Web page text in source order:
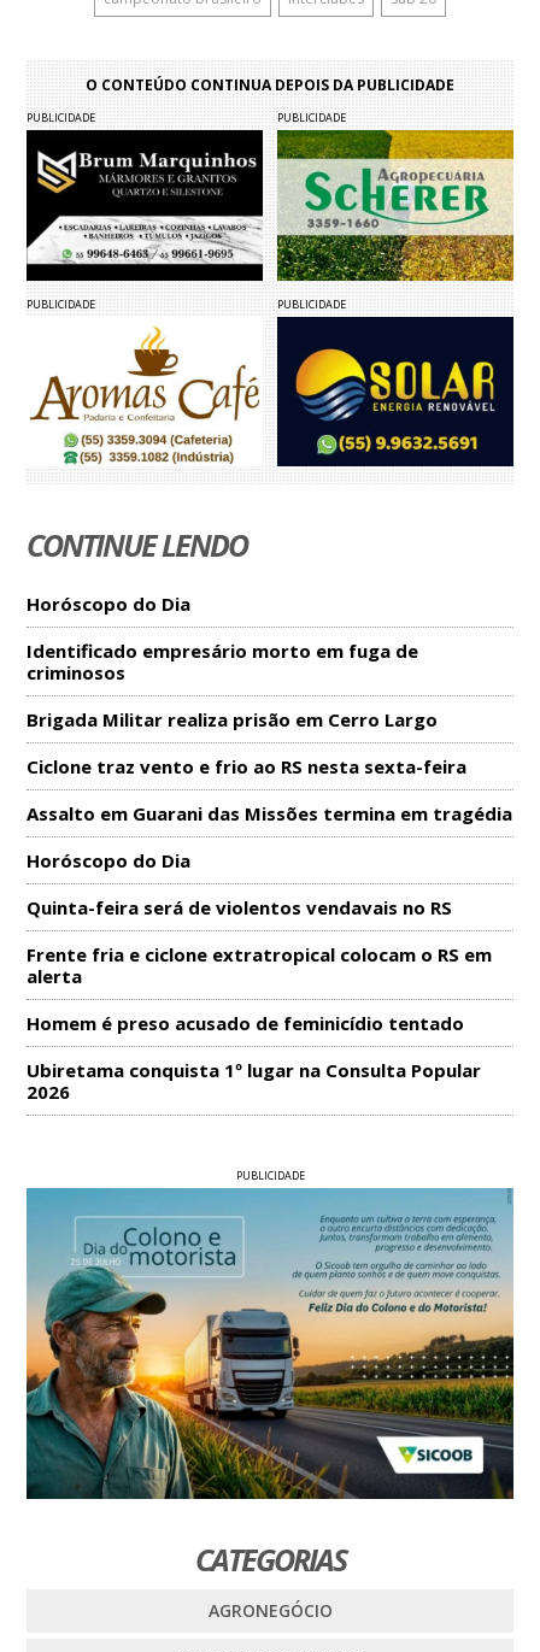
O CONTEÚDO CONTINUA DEPOIS DA PUBLICIDADE
PUBLICIDADE PUBLICIDADE
PUBLICIDADE PUBLICIDADE
CONTINUE LENDO
Horóscopo do Dia
Identificado empresário morto em fuga de
criminosos
Brigada Militar realiza prisão em Cerro Largo
Ciclone traz vento e frio ao RS nesta sexta-feira
Assalto em Guarani das Missões termina em tragédia
Horóscopo do Dia
Quinta-feira será de violentos vendavais no RS
Frente fria e ciclone extratropical colocam o RS em
alerta
Homem é preso acusado de feminicídio tentado
Ubiretama conquista 1º lugar na Consulta Popular
2026
PUBLICIDADE
CATEGORIAS
AGRONEGÓCIO